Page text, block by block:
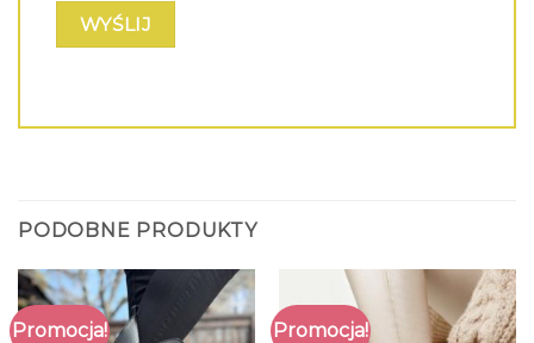
PODOBNE PRODUKTY
Promocja! Promocja!